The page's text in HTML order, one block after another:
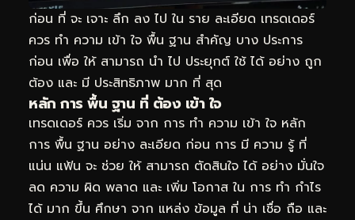
ก่อน ที่ จะ เจาะ ลึก ลง ไป ใน ราย ละเอียด เทรดเดอร์
ควร ทำ ความ เข้า ใจ พื้น ฐาน สำคัญ บาง ประการ
ก่อน เพื่อ ให้ สามารถ นำ ไป ประยุกต์ ใช้ ได้ อย่าง ถูก
ต้อง และ มี ประสิทธิภาพ มาก ที่ สุด
หลัก การ พื้น ฐาน ที่ ต้อง เข้า ใจ
เทรดเดอร์ ควร เริ่ม จาก การ ทำ ความ เข้า ใจ หลัก
การ พื้น ฐาน อย่าง ละเอียด ก่อน การ มี ความ รู้ ที่
แน่น แฟ้น จะ ช่วย ให้ สามารถ ตัดสินใจ ได้ อย่าง มั่นใจ
ลด ความ ผิด พลาด และ เพิ่ม โอกาส ใน การ ทำ กำไร
ได้ มาก ขึ้น ศึกษา จาก แหล่ง ข้อมูล ที่ น่า เชื่อ ถือ และ